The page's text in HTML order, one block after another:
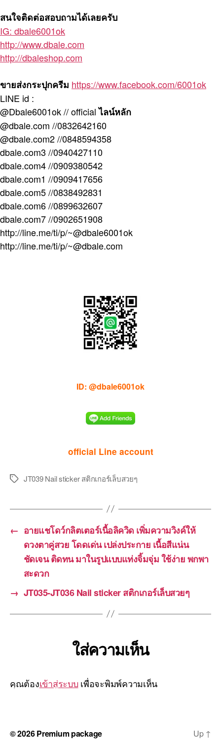
สนใจติดต่อสอบถามได้เลยครับ
IG: dbale6001ok
http://www.dbale.com
http://dbaleshop.com
ขายส่งกระปุกครีม https://www.facebook.com/6001ok
LINE id :
@Dbale6001ok // officialไลน์หลัก
@dbale.com //0832642160
@dbale.com2 //0848594358
dbale.com3 //0940427110
dbale.com4 //0909380542
dbale.com1 //0909417656
dbale.com5 //0838492831
dbale.com6 //0899632607
dbale.com7 //0902651908
http://line.me/ti/p/~@dbale6001ok
http://line.me/ti/p/~@dbale.com
ID: @dbale6001ok
official Line account
TagsJT039 Nail sticker สติกเกอร์เล็บสวยๆ
← อายแชโดว์กลิตเตอร์เนื้อลิควิด เพิ่มความวิงค์ให้
ดวงตาคู่สวย โดดเด่น เปล่งประกาย เนื้อสีแน่น
ชัดเจน ติดทน มาในรูปแบบแท่งจิ้มจุ่ม ใช้ง่าย พกพา
สะดวก
→ JT035-JT036 Nail sticker สติกเกอร์เล็บสวยๆ
ใส่ความเห็น
คุณต้องเข้าสู่ระบบเพื่อจะพิมพ์ความเห็น
© 2026Premium package Up ↑